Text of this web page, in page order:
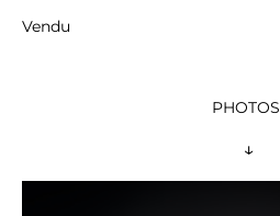
Vendu
PHOTOS
↓